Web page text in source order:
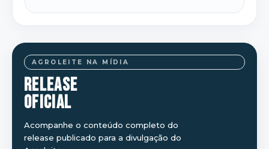
AGROLEITE NA MÍDIA
RELEASE
OFICIAL
Acompanhe o conteúdo completo do
release publicado para a divulgação do